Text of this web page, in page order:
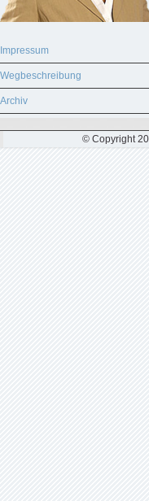
Impressum
Wegbeschreibung
Archiv
© Copyright